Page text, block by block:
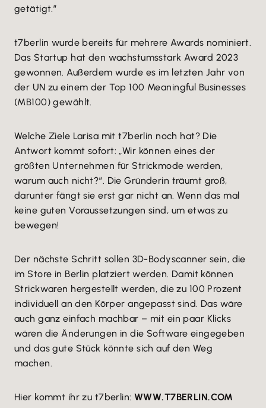
getätigt.”
t7berlin wurde bereits für mehrere Awards nominiert.
Das Startup hat den wachstumsstark Award 2023
gewonnen. Außerdem wurde es im letzten Jahr von
der UN zu einem der Top 100 Meaningful Businesses
(MB100) gewählt.
Welche Ziele Larisa mit t7berlin noch hat? Die
Antwort kommt sofort: „Wir können eines der
größten Unternehmen für Strickmode werden,
warum auch nicht?“. Die Gründerin träumt groß,
darunter fängt sie erst gar nicht an. Wenn das mal
keine guten Voraussetzungen sind, um etwas zu
bewegen!
Der nächste Schritt sollen 3D-Bodyscanner sein, die
im Store in Berlin platziert werden. Damit können
Strickwaren hergestellt werden, die zu 100 Prozent
individuell an den Körper angepasst sind. Das wäre
auch ganz einfach machbar – mit ein paar Klicks
wären die Änderungen in die Software eingegeben
und das gute Stück könnte sich auf den Weg
machen.
Hier kommt ihr zu t7berlin:WWW.T7BERLIN.COM